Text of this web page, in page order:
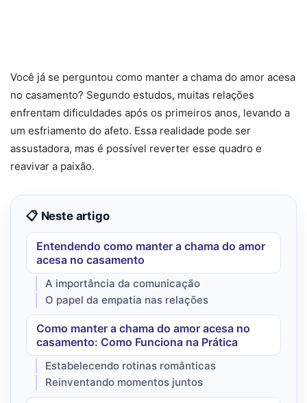
Você já se perguntou como manter a chama do amor acesa
no casamento? Segundo estudos, muitas relações
enfrentam dificuldades após os primeiros anos, levando a
um esfriamento do afeto. Essa realidade pode ser
assustadora, mas é possível reverter esse quadro e
reavivar a paixão.
📋 Neste artigo
Entendendo como manter a chama do amor
acesa no casamento
A importância da comunicação
O papel da empatia nas relações
Como manter a chama do amor acesa no
casamento: Como Funciona na Prática
Estabelecendo rotinas românticas
Reinventando momentos juntos